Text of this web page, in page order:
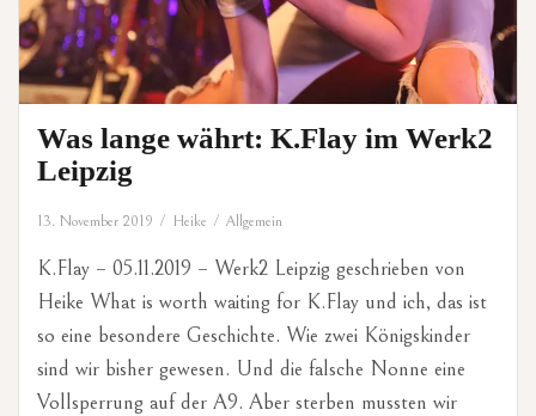
Was lange währt: K.Flay im Werk2
Leipzig
13. November 2019 Heike Allgemein
K.Flay – 05.11.2019 – Werk2 Leipzig geschrieben von
Heike What is worth waiting for K.Flay und ich, das ist
so eine besondere Geschichte. Wie zwei Königskinder
sind wir bisher gewesen. Und die falsche Nonne eine
Vollsperrung auf der A9. Aber sterben mussten wir